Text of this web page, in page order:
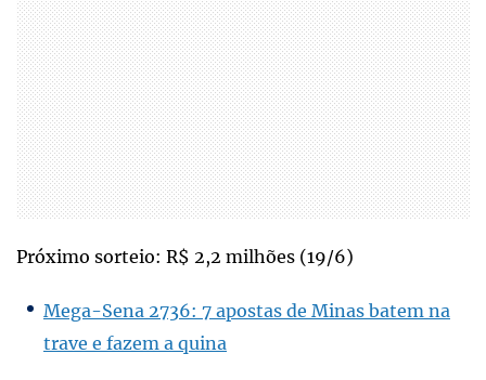
Próximo sorteio: R$ 2,2 milhões (19/6)
Mega-Sena 2736: 7 apostas de Minas batem na
trave e fazem a quina